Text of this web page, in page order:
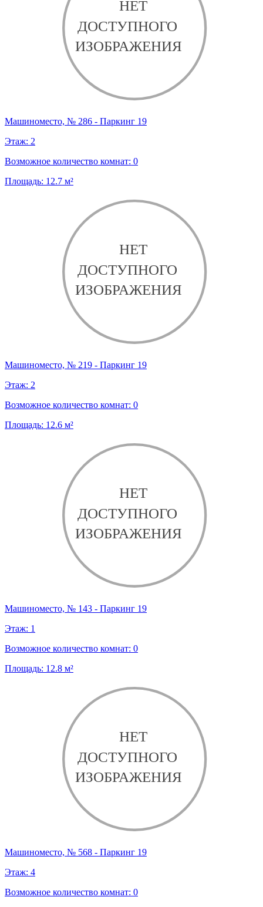
Машиноместо, № 286 - Паркинг 19
Этаж: 2
Возможное количество комнат: 0
Площадь: 12.7 м²
Машиноместо, № 219 - Паркинг 19
Этаж: 2
Возможное количество комнат: 0
Площадь: 12.6 м²
Машиноместо, № 143 - Паркинг 19
Этаж: 1
Возможное количество комнат: 0
Площадь: 12.8 м²
Машиноместо, № 568 - Паркинг 19
Этаж: 4
Возможное количество комнат: 0